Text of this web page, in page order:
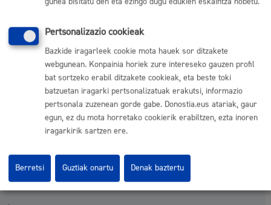
Zer zerbitzu eta zenbat denboran eman behar den,
aldiro eman beharrekoa den edo epe jakinik gabe
ematekoa den ere jarrita.
Zerbitzua eskatzen duenak zer diru ordaindu behar
duen, zenbat den prezio publikoa, zer tarifa den, zer
ordain modu dagoen eta, jarri beharrik bada, zer berme
jarri behar den.
Aurrez ere zerbait ordaindu edo jarri behar den.
d)Zerbitzua behar bezala eman ahal izan dadin
eskatzaileak dituen betebeharrak, ordaindu behar duen
dirua ez beste gainetikoak.
Pertsonalizazio cookieak
Bazkide iragarleek cookie mota hauek sor ditzakete
webgunean. Konpainia horiek zure intereseko gauzen profil
bat sortzeko erabil ditzakete cookieak, eta beste toki
batzuetan iragarki pertsonalizatuak erakutsi, informazio
pertsonala zuzenean gorde gabe. Donostia.eus atariak, gaur
egun, ez du mota horretako cookierik erabiltzen, ezta inoren
iragarkirik sartzen ere.
Denak baztertu
Berretsi Guztiak onartu